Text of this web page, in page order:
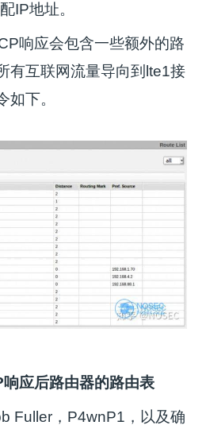
IP地址。
响应会包含一些额外的路
有互联网流量导向到lte1接
如下。
应后路由器的路由表
Fuller，P4wnP1，以及确